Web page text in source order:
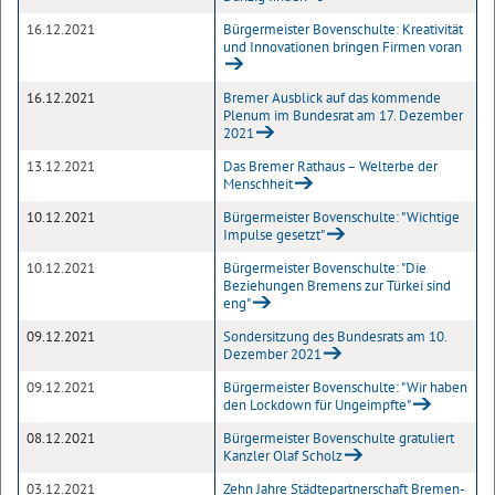
16.12.2021
Bürgermeister Bovenschulte: Kreativität
und Innovationen bringen Firmen voran
16.12.2021
Bremer Ausblick auf das kommende
Plenum im Bundesrat am 17. Dezember
2021
13.12.2021
Das Bremer Rathaus – Welterbe der
Menschheit
10.12.2021
Bürgermeister Bovenschulte: "Wichtige
Impulse gesetzt"
10.12.2021
Bürgermeister Bovenschulte: "Die
Beziehungen Bremens zur Türkei sind
eng"
09.12.2021
Sondersitzung des Bundesrats am 10.
Dezember 2021
09.12.2021
Bürgermeister Bovenschulte: "Wir haben
den Lockdown für Ungeimpfte"
08.12.2021
Bürgermeister Bovenschulte gratuliert
Kanzler Olaf Scholz
03.12.2021
Zehn Jahre Städtepartnerschaft Bremen-